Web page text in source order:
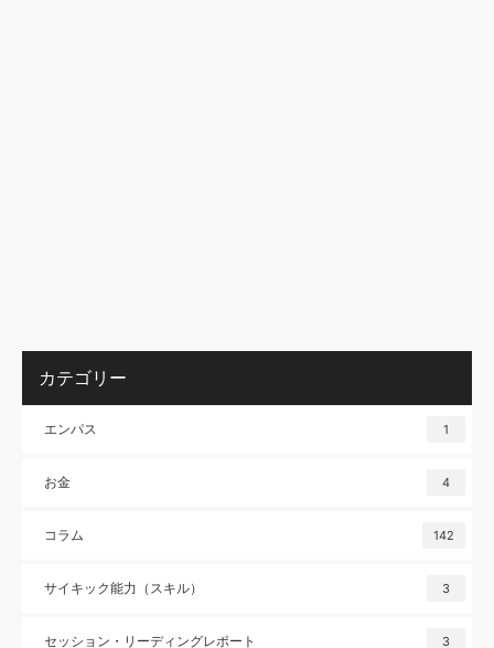
カテゴリー
エンパス 1
お金 4
コラム 142
サイキック能力（スキル） 3
セッション・リーディングレポート 3